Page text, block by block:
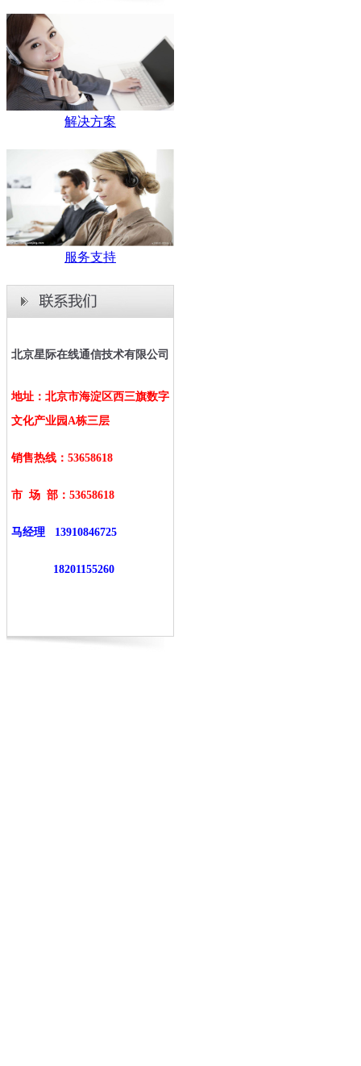
解决方案
服务支持
北京星际在线通信技术有限公司
地址：北京市海淀区西三旗数字
文化产业园A栋三层
销售热线：53658618
市 场 部： 53658618
马经理 13910846725
18201155260